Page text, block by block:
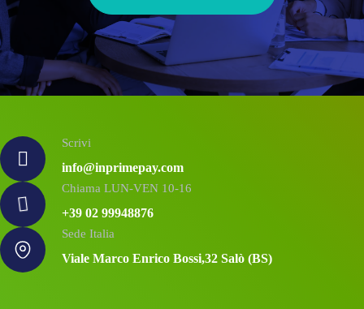
Scrivi
info@inprimepay.com
Chiama LUN-VEN 10-16
+39 02 99948876
Sede Italia
Viale Marco Enrico Bossi,32 Salò (BS)